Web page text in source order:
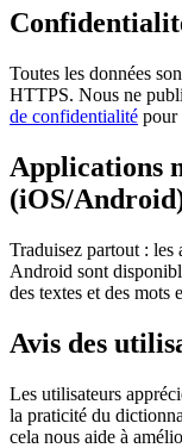
Toutes les données
HTTPS. Nous ne
de confidentialité pour
Applications
(iOS/
Traduisez partout :
Android sont
des textes et des mots
Avis des
Les utilisateurs
la praticité du
cela nous aide à